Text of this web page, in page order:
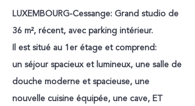
LUXEMBOURG-Cessange: Grand studio de
36 m², récent, avec parking intérieur.
Il est situé au 1er étage et comprend:
un séjour spacieux et lumineux, une salle de
douche moderne et spacieuse, une
nouvelle cuisine équipée, une cave, ET